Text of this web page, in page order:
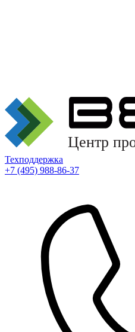
Техподдержка
+7 (495) 988-86-37